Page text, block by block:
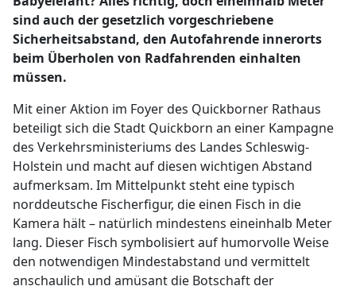
sind auch der gesetzlich vorgeschriebene
Sicherheitsabstand, den Autofahrende innerorts
beim Überholen von Radfahrenden einhalten
müssen.
Mit einer Aktion im Foyer des Quickborner Rathaus
beteiligt sich die Stadt Quickborn an einer Kampagne
des Verkehrsministeriums des Landes Schleswig-
Holstein und macht auf diesen wichtigen Abstand
aufmerksam. Im Mittelpunkt steht eine typisch
norddeutsche Fischerfigur, die einen Fisch in die
Kamera hält – natürlich mindestens eineinhalb Meter
lang. Dieser Fisch symbolisiert auf humorvolle Weise
den notwendigen Mindestabstand und vermittelt
anschaulich und amüsant die Botschaft der